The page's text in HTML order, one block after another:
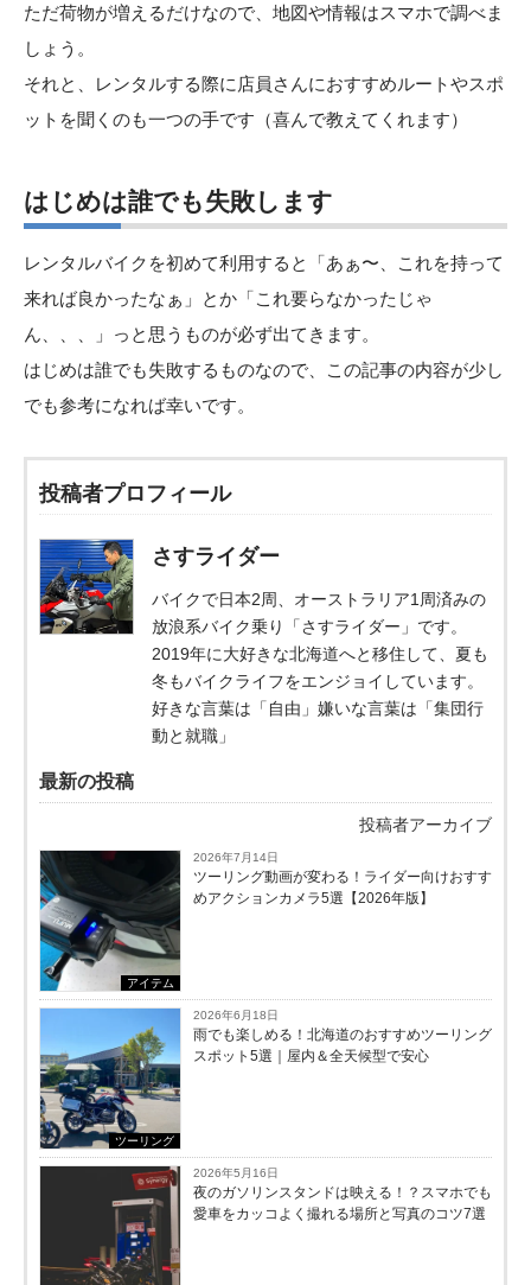
ただ荷物が増えるだけなので、地図や情報はスマホで調べま
しょう。
それと、レンタルする際に店員さんにおすすめルートやスポ
ットを聞くのも一つの手です（喜んで教えてくれます）
はじめは誰でも失敗します
レンタルバイクを初めて利用すると「あぁ〜、これを持って
来れば良かったなぁ」とか「これ要らなかったじゃ
ん、、、」っと思うものが必ず出てきます。
はじめは誰でも失敗するものなので、この記事の内容が少し
でも参考になれば幸いです。
投稿者プロフィール
さすライダー
バイクで日本2周、オーストラリア1周済みの
放浪系バイク乗り「さすライダー」です。
2019年に大好きな北海道へと移住して、夏も
冬もバイクライフをエンジョイしています。
好きな言葉は「自由」嫌いな言葉は「集団行
動と就職」
最新の投稿
投稿者アーカイブ
アイテム
2026年7月14日
ツーリング動画が変わる！ライダー向けおすす
めアクションカメラ5選【2026年版】
ツーリング
2026年6月18日
雨でも楽しめる！北海道のおすすめツーリング
スポット5選｜屋内＆全天候型で安心
2026年5月16日
夜のガソリンスタンドは映える！？スマホでも
愛車をカッコよく撮れる場所と写真のコツ7選